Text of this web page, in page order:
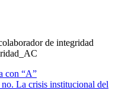
de integridad
con “A”
La crisis institucional del